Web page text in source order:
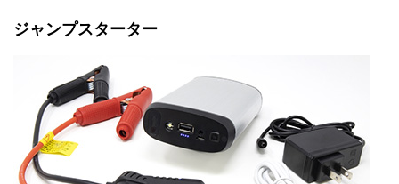
ジャンプスターター